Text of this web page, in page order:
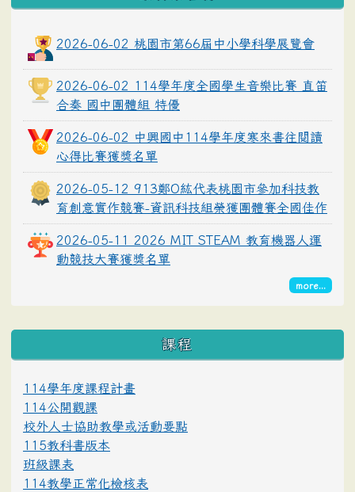
2026-06-02 桃園市第66屆中小學科學展覽會
2026-06-02 114學年度全國學生音樂比賽 直笛
合奏 國中團體組 特優
2026-06-02 中興國中114學年度寒來書往閱讀
心得比賽獲獎名單
2026-05-12 913鄭O紘代表桃園市參加科技教
育創意實作競賽-資訊科技組榮獲團體賽全國佳作
2026-05-11 2026 MIT STEAM 教育機器人運
動競技大賽獲獎名單
more...
課程
114學年度課程計畫
114公開觀課
校外人士協助教學或活動要點
115教科書版本
班級課表
114教學正常化檢核表